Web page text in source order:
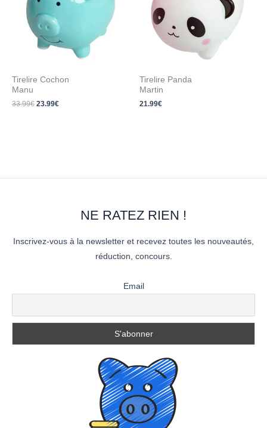
Tirelire Cochon
Manu
33.99€ 23.99€
Tirelire Panda
Martin
21.99€
NE RATEZ RIEN !
Inscrivez-vous à la newsletter et recevez toutes les nouveautés,
réduction, concours.
Email